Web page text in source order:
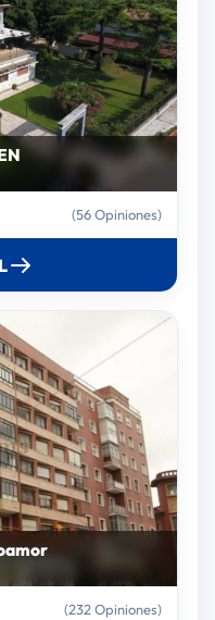
(56 Opiniones)
(232 Opiniones)